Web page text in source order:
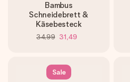
Bambus
Schneidebrett &
Käsebesteck
34,99 31,49
Sale